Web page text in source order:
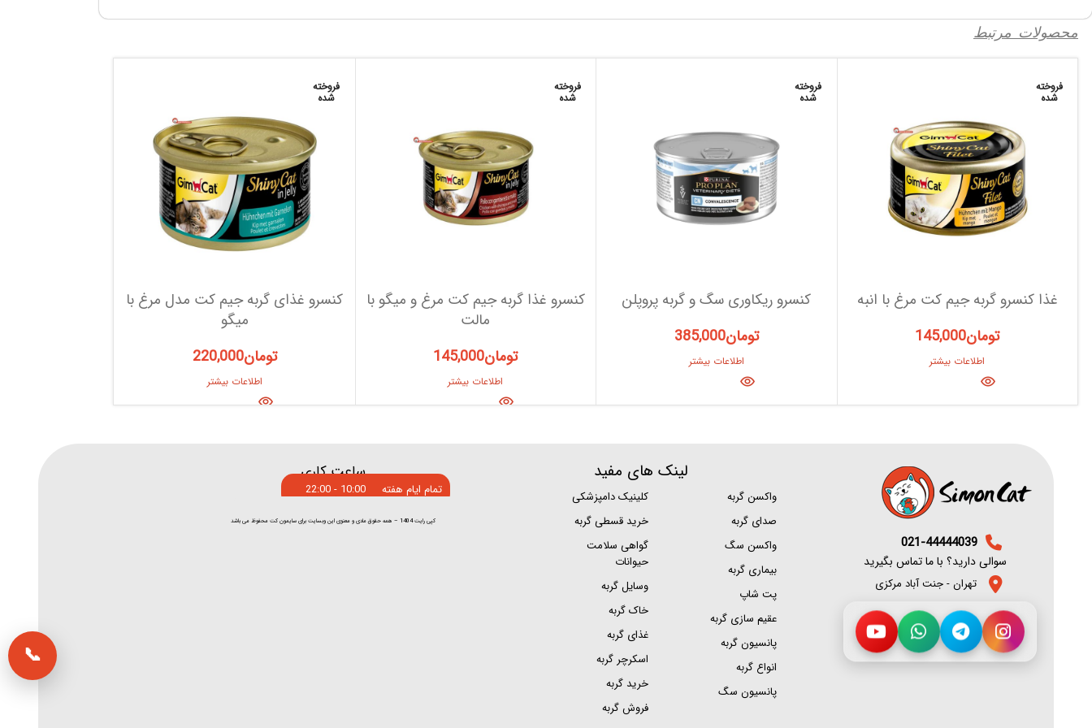
محصولات مرتبط
فروخته
شده
غذا کنسرو گربه جیم کت مرغ با انبه
تومان145,000
اطلاعات بیشتر
فروخته
شده
کنسرو ریکاوری سگ و گربه پروپلن
تومان385,000
اطلاعات بیشتر
فروخته
شده
کنسرو غذا گربه جیم کت مرغ و میگو با
مالت
تومان145,000
اطلاعات بیشتر
فروخته
شده
کنسرو غذای گربه جیم کت مدل مرغ با
میگو
تومان220,000
اطلاعات بیشتر
021-44444039
سوالی دارید؟ با ما تماس بگیرید
تهران - جنت آباد مرکزی
لینک های مفید
واکسن گربه
صدای گربه
واکسن سگ
بیماری گربه
پت شاپ
عقیم سازی گربه
پانسیون گربه
انواع گربه
پانسیون سگ
کلینیک دامپزشکی
خرید قسطی گربه
گواهی سلامت
حیوانات
وسایل گربه
خاک گربه
غذای گربه
اسکرچر گربه
خرید گربه
فروش گربه
ساعت کاری
تمام ایام هفته 10:00 - 22:00
📞
مجوز های سایت
کپی رایت 1404 – همه حقوق مادی و معنوی این وبسایت برای سایمون کت محفوظ می باشد